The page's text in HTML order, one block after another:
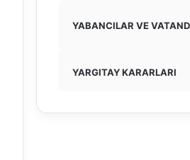
YABANCILAR VE
YARGITAY KARARLARI